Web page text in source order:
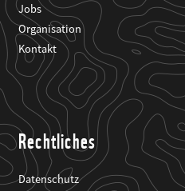
Jobs
Organisation
Kontakt
Rechtliches
Datenschutz